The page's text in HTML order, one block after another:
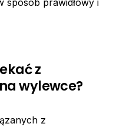
sposób prawidłowy i
z
wylewce?
z